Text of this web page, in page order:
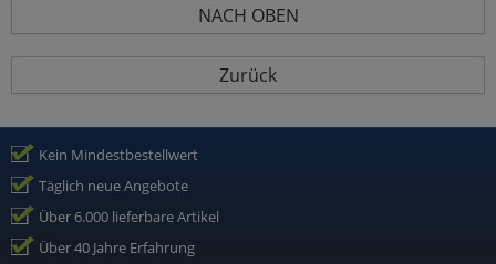
NACH OBEN
Zurück
Kein Mindestbestellwert
Täglich neue Angebote
Über 6.000 lieferbare Artikel
Über 40 Jahre Erfahrung